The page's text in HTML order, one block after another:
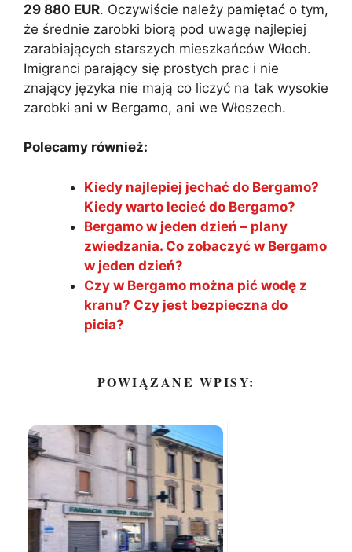
29 880 EUR. Oczywiście należy pamiętać o tym,
że średnie zarobki biorą pod uwagę najlepiej
zarabiających starszych mieszkańców Włoch.
Imigranci parający się prostych prac i nie
znający języka nie mają co liczyć na tak wysokie
zarobki ani w Bergamo, ani we Włoszech.
Polecamy również:
Kiedy najlepiej jechać do Bergamo?
Kiedy warto lecieć do Bergamo?
Bergamo w jeden dzień – plany
zwiedzania. Co zobaczyć w Bergamo
w jeden dzień?
Czy w Bergamo można pić wodę z
kranu? Czy jest bezpieczna do
picia?
POWIĄZANE WPISY: